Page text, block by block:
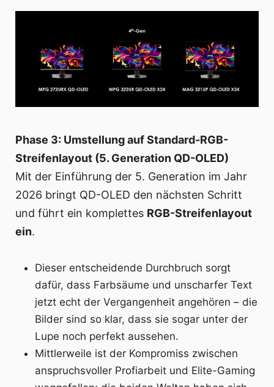
Phase 3: Umstellung auf Standard-RGB-
Streifenlayout (5. Generation QD-OLED)
Mit der Einführung der 5. Generation im Jahr
2026 bringt QD-OLED den nächsten Schritt
und führt ein komplettes RGB-Streifenlayout
ein.
Dieser entscheidende Durchbruch sorgt
dafür, dass Farbsäume und unscharfer Text
jetzt echt der Vergangenheit angehören – die
Bilder sind so klar, dass sie sogar unter der
Lupe noch perfekt aussehen.
Mittlerweile ist der Kompromiss zwischen
anspruchsvoller Profiarbeit und Elite-Gaming